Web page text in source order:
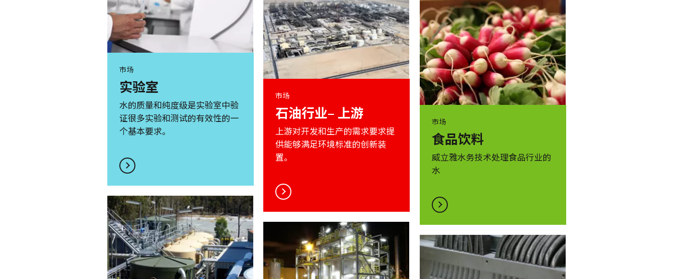
市场
实验室
水的质量和纯度级是实验室中验
证很多实验和测试的有效性的一
个基本要求。
市场
石油行业– 上游
上游对开发和生产的需求要求提
供能够满足环境标准的创新装
置。
市场
食品饮料
威立雅水务技术处理食品行业的
水